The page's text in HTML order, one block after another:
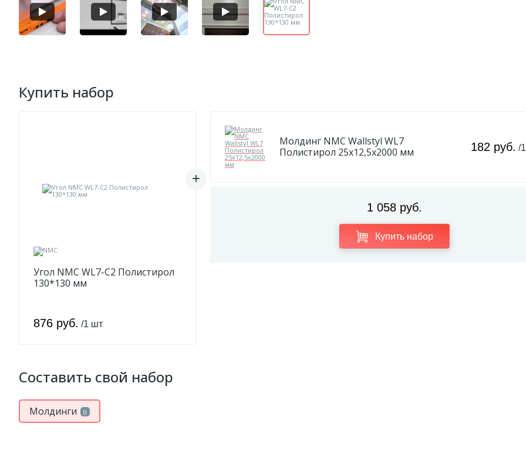
Купить набор
Угол NMC WL7-C2 Полистирол
130*130 мм
876 руб. /1 шт
Молдинг NMC Wallstyl WL7
Полистирол 25х12,5х2000 мм
182 руб. /
1 058 руб.
Купить набор
Составить свой набор
Молдинги 0